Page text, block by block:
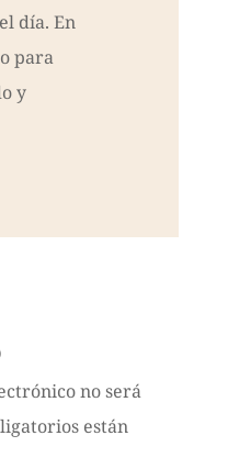
día. En
para
y
no será
están